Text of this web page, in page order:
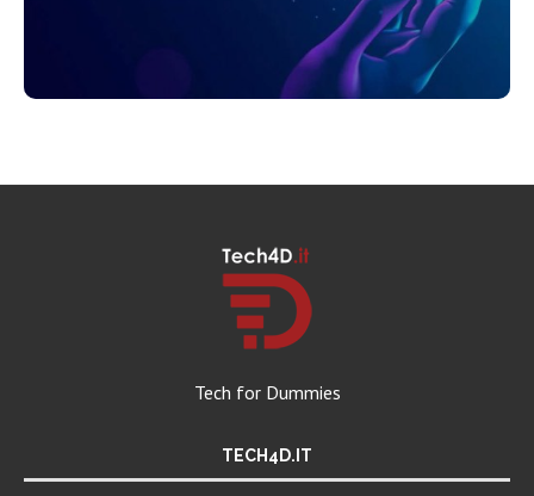
Tech for Dummies
TECH4D.IT